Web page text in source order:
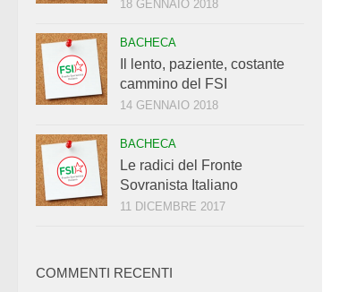
18 GENNAIO 2018
BACHECA
Il lento, paziente, costante
cammino del FSI
14 GENNAIO 2018
BACHECA
Le radici del Fronte
Sovranista Italiano
11 DICEMBRE 2017
COMMENTI RECENTI